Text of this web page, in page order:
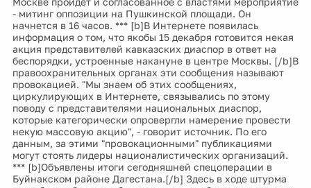
- митинг оппозиции на Пушкинской площади. Он
начнется в 16 часов. *** [b]В Интернете появилась
информация о том, что якобы 15 декабря готовится некая
акция представителей кавказских диаспор в ответ на
беспорядки, устроенные накануне в центре Москвы. [/b]В
правоохранительных органах эти сообщения называют
провокацией. "Мы знаем об этих сообщениях,
циркулирующих в Интернете, связывались по этому
поводу с представителями национальных диаспор,
которые категорически опровергли намерение провести
некую массовую акцию", - говорит источник. По его
данным, за этими "провокационными" публикациями
могут стоять лидеры националистических организаций.
*** [b]Объявлены итоги сегодняшней спецоперации в
Буйнакском районе Дагестана.[/b] Здесь в ходе штурма